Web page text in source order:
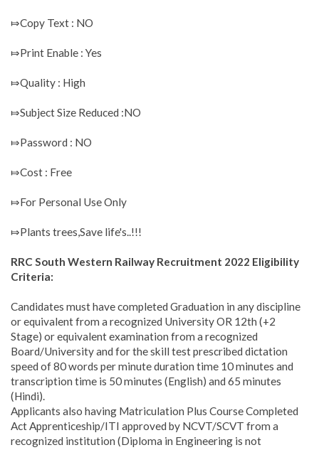
⤇Copy Text : NO
⤇Print Enable : Yes
⤇Quality : High
⤇Subject Size Reduced :NO
⤇Password : NO
⤇Cost : Free
⤇For Personal Use Only
⤇Plants trees,Save life's..!!!
RRC South Western Railway Recruitment 2022 Eligibility
Criteria:
Candidates must have completed Graduation in any discipline
or equivalent from a recognized University OR 12th (+2
Stage) or equivalent examination from a recognized
Board/University and for the skill test prescribed dictation
speed of 80 words per minute duration time 10 minutes and
transcription time is 50 minutes (English) and 65 minutes
(Hindi).
Applicants also having Matriculation Plus Course Completed
Act Apprenticeship/ITI approved by NCVT/SCVT from a
recognized institution (Diploma in Engineering is not